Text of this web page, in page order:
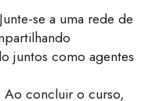
Junte-se a uma rede de
juntos como agentes
Ao concluir o curso,